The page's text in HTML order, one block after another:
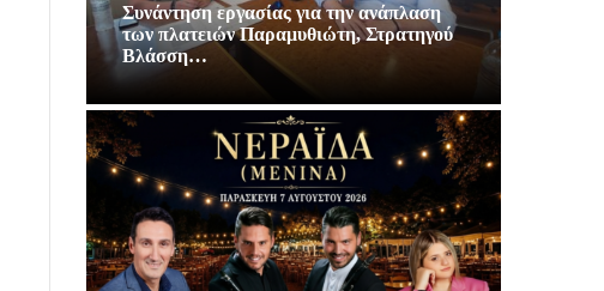
Συνάντηση εργασίας για την ανάπλαση
των πλατειών Παραμυθιώτη, Στρατηγού
Βλάσση…